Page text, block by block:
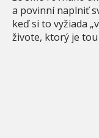
a povinní naplniť
keď si to vyžiada
živote, ktorý je